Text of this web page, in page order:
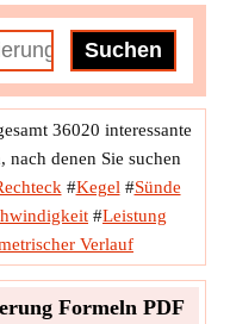
36020 interessante
denen Sie suchen
#Kegel #Sünde
#Leistung
Verlauf
Formeln PDF